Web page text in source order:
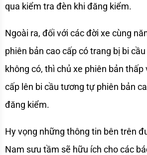
qua kiểm tra đèn khi đăng kiểm.
Ngoài ra, đối với các đời xe cùng
phiên bản cao cấp có trang bị bi
không có, thì chủ xe phiên bản thấp
cấp lên bi cầu tương tự phiên bản
đăng kiểm.
Hy vọng những thông tin bên trên
Nam sưu tầm sẽ hữu ích cho các